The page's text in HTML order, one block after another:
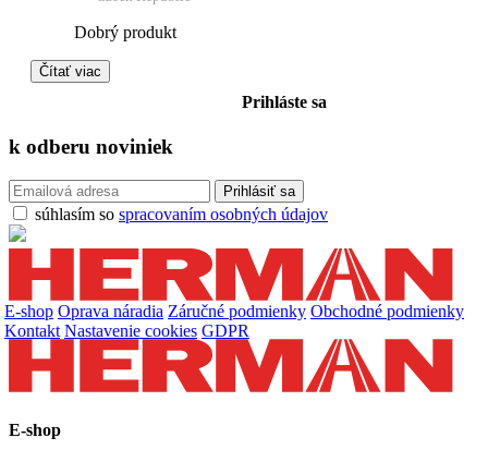
Dobrý produkt
Čítať viac
Prihláste sa
k odberu noviniek
súhlasím so spracovaním osobných údajov
E-shop Oprava náradia Záručné podmienky Obchodné podmienky
Kontakt Nastavenie cookies GDPR
E-shop